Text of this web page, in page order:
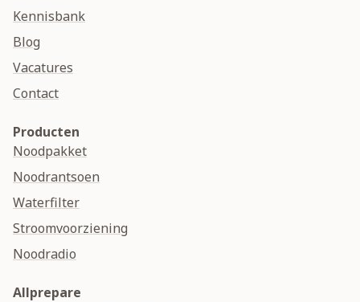
Kennisbank
Blog
Vacatures
Contact
Producten
Noodpakket
Noodrantsoen
Waterfilter
Stroomvoorziening
Noodradio
Allprepare